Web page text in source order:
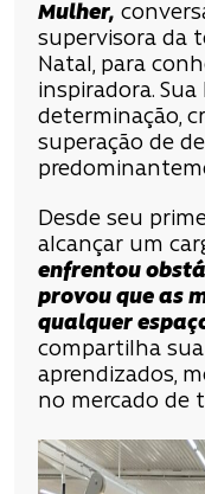
Mulher,
supervisora da
Natal, para
inspiradora.
determinação,
superação de
Desde seu
alcançar um
enfrentou
provou que as
qualquer
compartilha
aprendizados,
no mercado de